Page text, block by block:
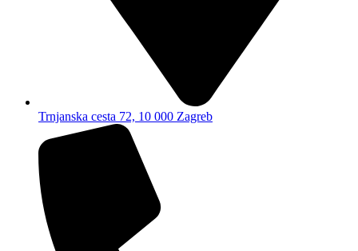
Trnjanska cesta 72, 10 000 Zagreb